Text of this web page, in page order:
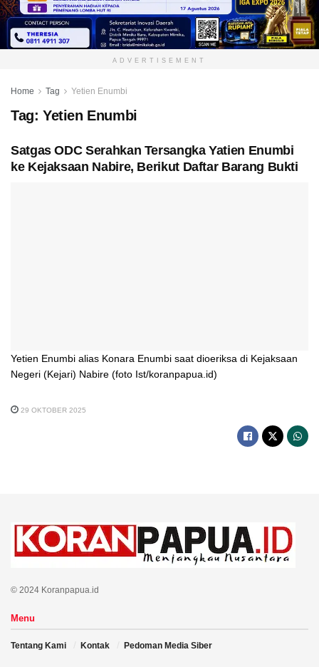
ADVERTISEMENT
Home Tag Yetien Enumbi
Tag: Yetien Enumbi
Satgas ODC Serahkan Tersangka Yatien Enumbi
ke Kejaksaan Nabire, Berikut Daftar Barang Bukti
Yetien Enumbi alias Konara Enumbi saat dioeriksa di Kejaksaan
Negeri (Kejari) Nabire (foto Ist/koranpapua.id)
29 OKTOBER 2025
© 2024 Koranpapua.id
Menu
Tentang Kami Kontak Pedoman Media Siber